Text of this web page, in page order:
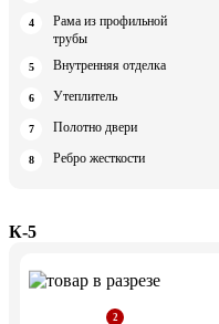
Рама из профильной
трубы
Внутренняя отделка
Утеплитель
Полотно двери
Ребро жесткости
К-5